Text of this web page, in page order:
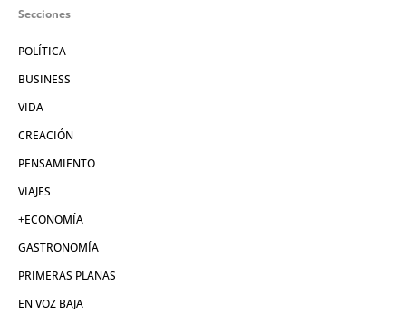
Secciones
POLÍTICA
BUSINESS
VIDA
CREACIÓN
PENSAMIENTO
VIAJES
+ECONOMÍA
GASTRONOMÍA
PRIMERAS PLANAS
EN VOZ BAJA